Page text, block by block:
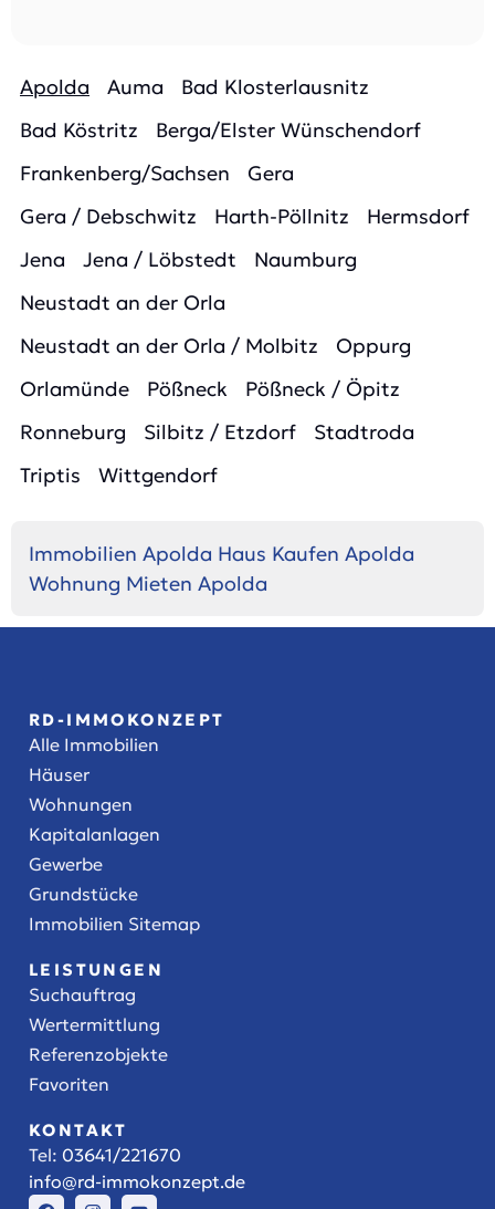
Apolda Auma
Bad Klosterlausnitz
Bad Köstritz
Berga/Elster Wünschendorf
Frankenberg/Sachsen
Gera
Gera / Debschwitz
Harth-Pöllnitz
Hermsdorf
Jena
Jena / Löbstedt
Naumburg
Neustadt an der Orla
Neustadt an der Orla / Molbitz
Oppurg
Orlamünde
Pößneck
Pößneck / Öpitz
Ronneburg
Silbitz / Etzdorf
Stadtroda
Triptis
Wittgendorf
Immobilien Apolda Haus Kaufen Apolda
Wohnung Mieten Apolda
RD-IMMOKONZEPT
Alle Immobilien
Häuser
Wohnungen
Kapitalanlagen
Gewerbe
Grundstücke
Immobilien Sitemap
LEISTUNGEN
Suchauftrag
Wertermittlung
Referenzobjekte
Favoriten
KONTAKT
Tel: 03641/221670
info@rd-immokonzept.de